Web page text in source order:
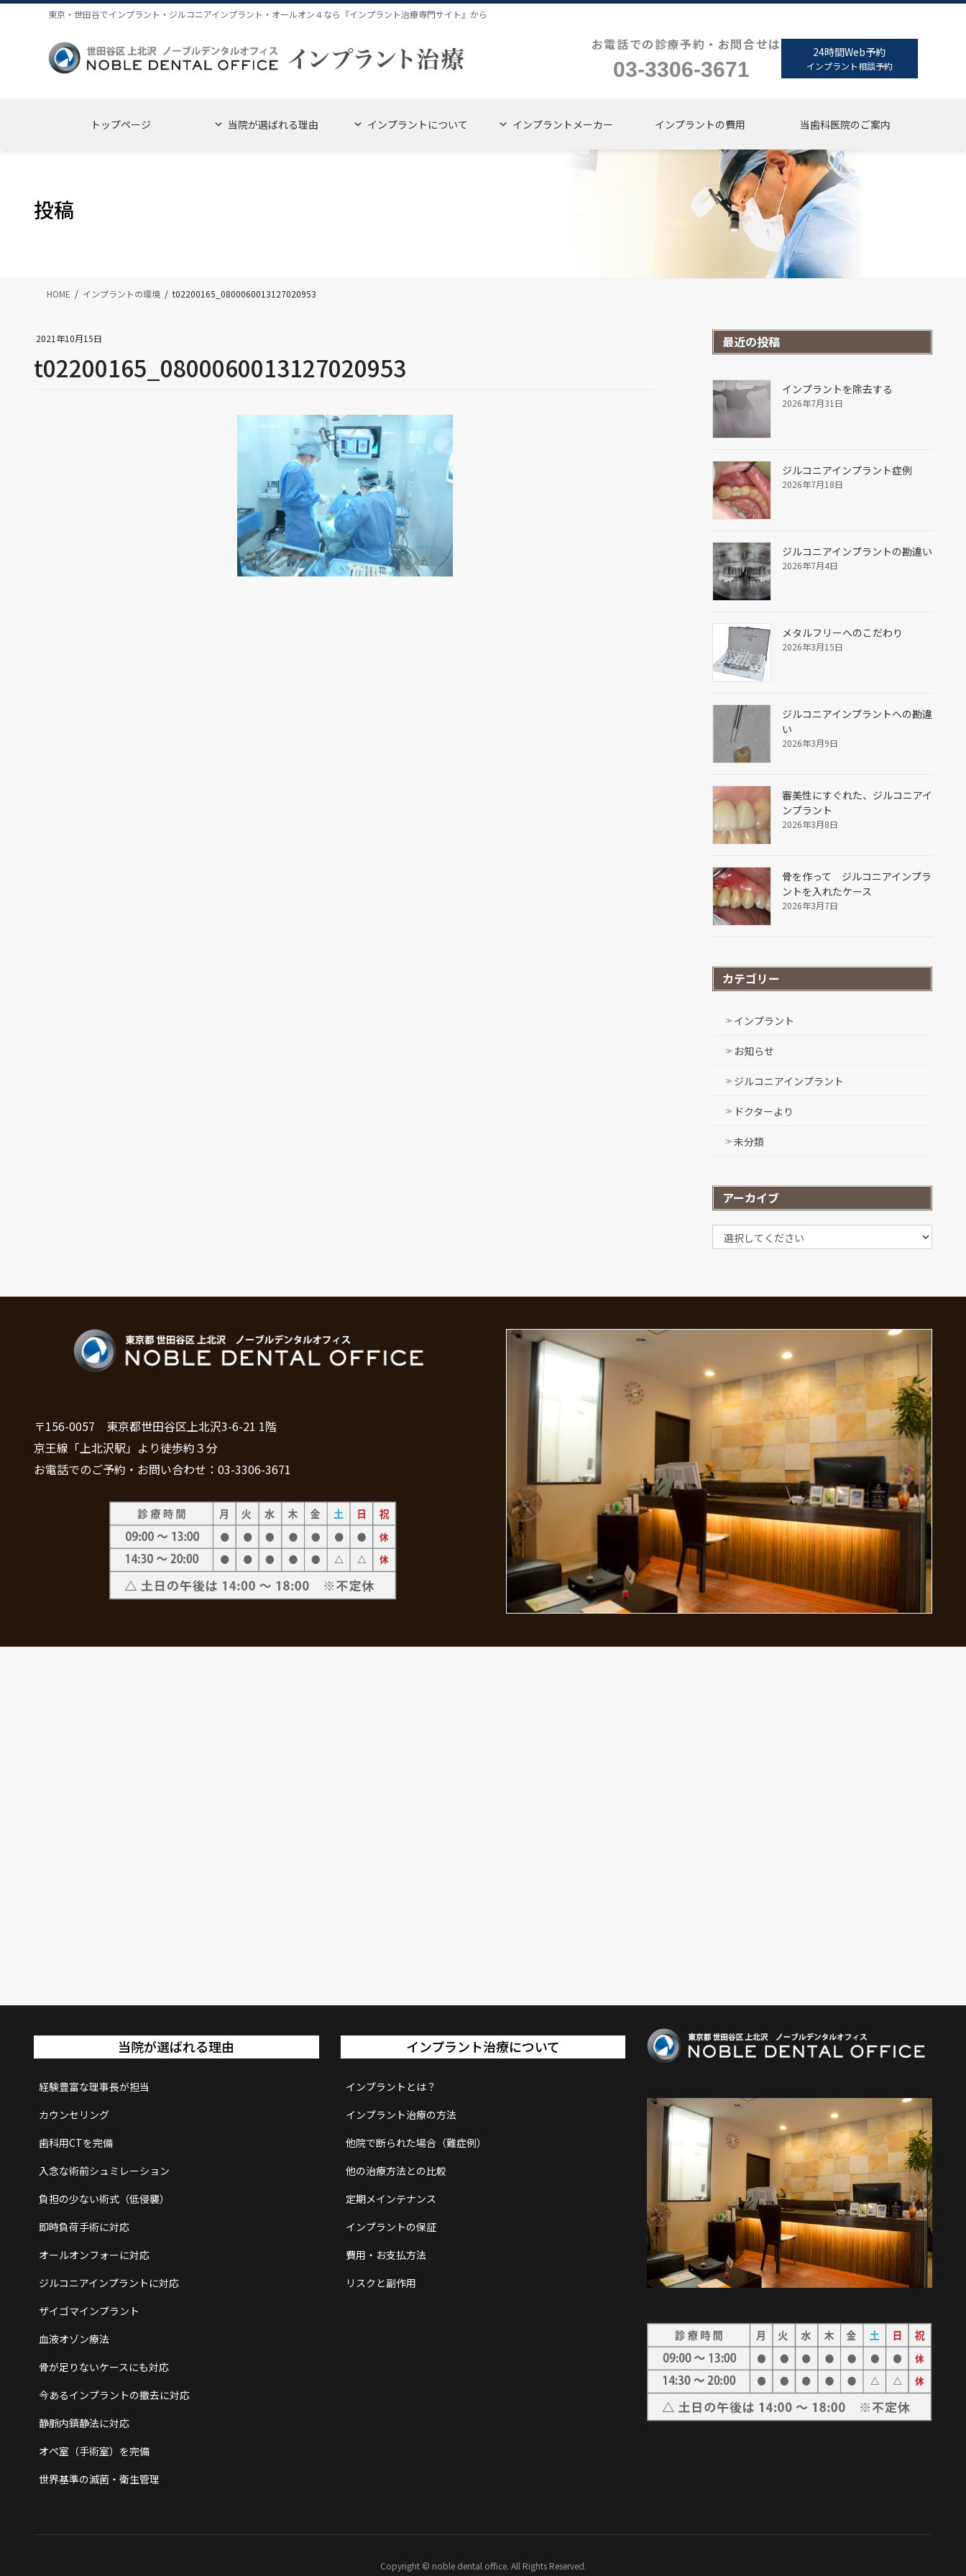
コ
ナ
東京・世田谷でインプラント・ジルコニアインプラント・オールオン４なら『インプラント治療専門サイト』から
お電話での診療予約・お問合せは
03-3306-3671
24時間Web予約
インプラント相談予約
トップページ 当院が選ばれる理由 インプラントについて インプラントメーカー インプラントの費用 当歯科医院のご案内
投稿
HOME インプラントの環境 t02200165_0800060013127020953
2021年10月15日
t02200165_0800060013127020953
最近の投稿
インプラントを除去する
2026年7月31日
ジルコニアインプラント症例
2026年7月18日
ジルコニアインプラントの勘違い
2026年7月4日
メタルフリーへのこだわり
2026年3月15日
ジルコニアインプラントへの勘違
い
2026年3月9日
審美性にすぐれた、ジルコニアイ
ンプラント
2026年3月8日
骨を作って ジルコニアインプラ
ントを入れたケース
2026年3月7日
カテゴリー
インプラント
お知らせ
ジルコニアインプラント
ドクターより
未分類
アーカイブ
〒156-0057 東京都世田谷区上北沢3-6-21 1階
京王線「上北沢駅」より徒歩約３分
お電話でのご予約・お問い合わせ：03-3306-3671
当院が選ばれる理由
経験豊富な理事長が担当
カウンセリング
歯科用CTを完備
入念な術前シュミレーション
負担の少ない術式（低侵襲）
即時負荷手術に対応
オールオンフォーに対応
ジルコニアインプラントに対応
ザイゴマインプラント
血液オゾン療法
骨が足りないケースにも対応
今あるインプラントの撤去に対応
静脈内鎮静法に対応
オペ室（手術室）を完備
世界基準の滅菌・衛生管理
インプラント治療について
インプラントとは？
インプラント治療の方法
他院で断られた場合（難症例）
他の治療方法との比較
定期メインテナンス
インプラントの保証
費用・お支払方法
リスクと副作用
Copyright © noble dental office. All Rights Reserved.